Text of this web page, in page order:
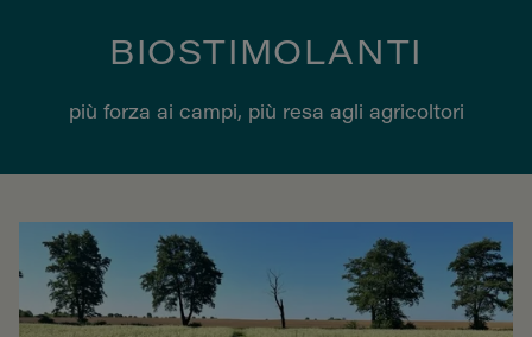
BIOSTIMOLANTI
più forza ai campi, più resa agli agricoltori